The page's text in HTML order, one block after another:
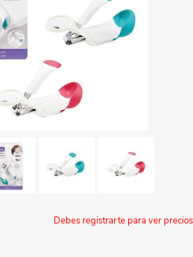
Debes registrarte para ver precios